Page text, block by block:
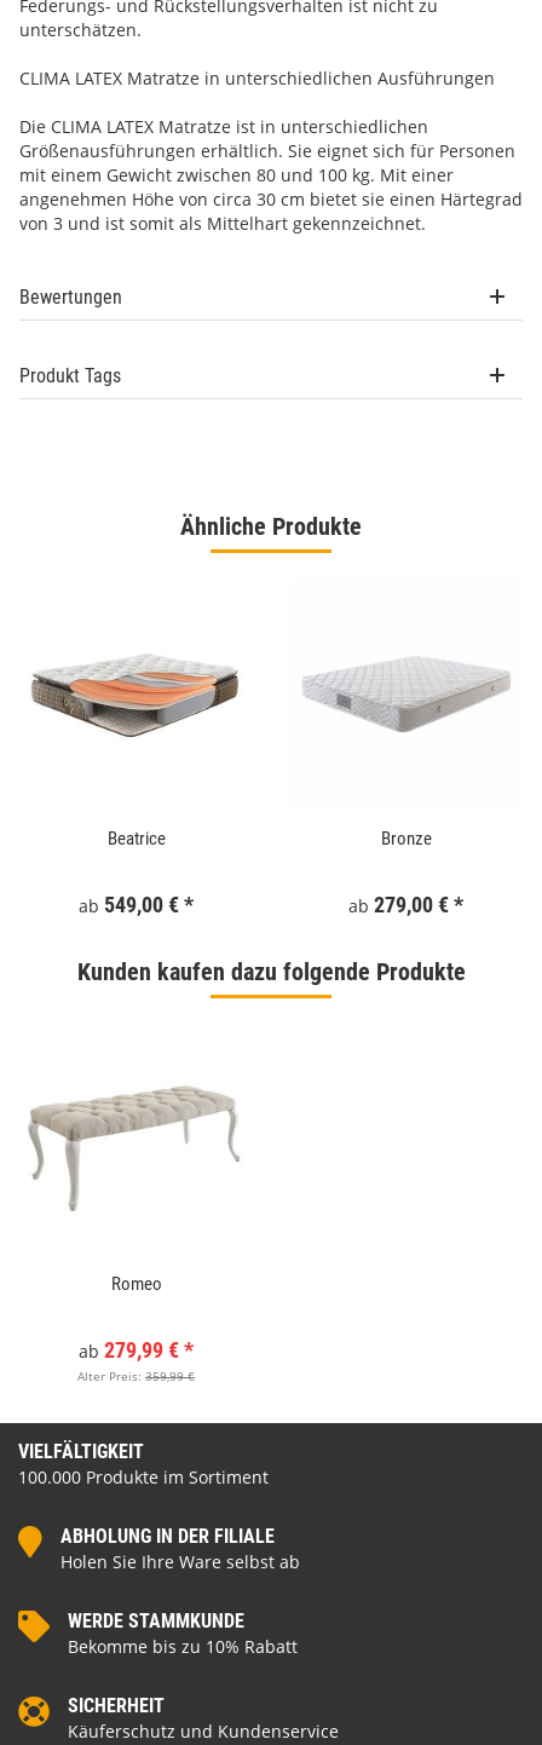
Federungs- und Rückstellungsverhalten ist nicht zu
unterschätzen.
CLIMA LATEX Matratze in unterschiedlichen Ausführungen
Die CLIMA LATEX Matratze ist in unterschiedlichen
Größenausführungen erhältlich. Sie eignet sich für Personen
mit einem Gewicht zwischen 80 und 100 kg. Mit einer
angenehmen Höhe von circa 30 cm bietet sie einen Härtegrad
von 3 und ist somit als Mittelhart gekennzeichnet.
Bewertungen
Produkt Tags
Ähnliche Produkte
Beatrice
ab 549,00 €*
Bronze
ab 279,00 €*
Kunden kaufen dazu folgende Produkte
Romeo
ab 279,99 €*
Alter Preis: 359,99 €
VIELFÄLTIGKEIT
100.000 Produkte im Sortiment
ABHOLUNG IN DER FILIALE
Holen Sie Ihre Ware selbst ab
WERDE STAMMKUNDE
Bekomme bis zu 10% Rabatt
SICHERHEIT
Käuferschutz und Kundenservice